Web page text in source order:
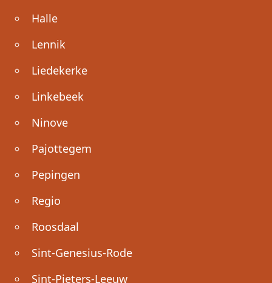
Halle
Lennik
Liedekerke
Linkebeek
Ninove
Pajottegem
Pepingen
Regio
Roosdaal
Sint-Genesius-Rode
Sint-Pieters-Leeuw